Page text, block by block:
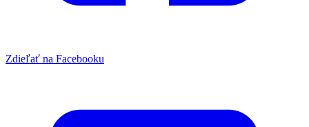
Zdieľať na Facebooku